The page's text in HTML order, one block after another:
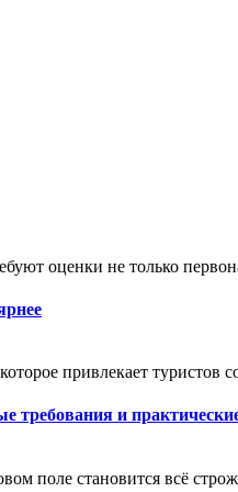
оценки не только
привлекает туристов
требования и
поле становится всё